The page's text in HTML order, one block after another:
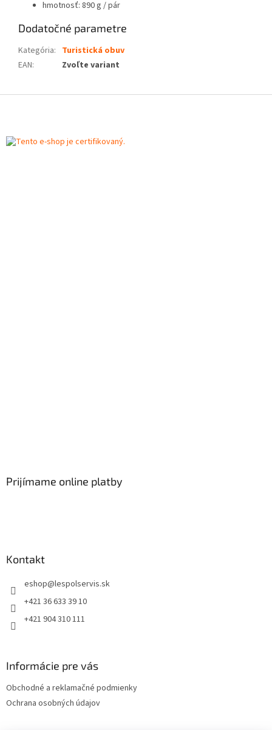
hmotnosť: 890 g / pár
Dodatočné parametre
Kategória: Turistická obuv
EAN: Zvoľte variant
Prijímame online platby
Kontakt
eshop@lespolservis.sk
+421 36 633 39 10
+421 904 310 111
Informácie pre vás
Obchodné a reklamačné podmienky
Ochrana osobných údajov